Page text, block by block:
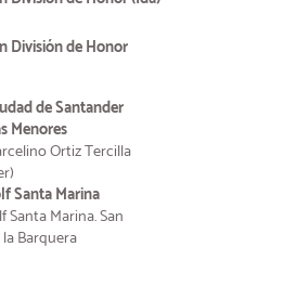
División de Honor
de Santander
Menores
Ortiz Tercilla
Santa Marina
Santa Marina. San
Barquera